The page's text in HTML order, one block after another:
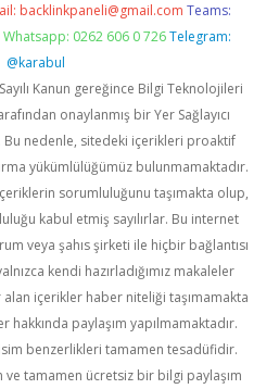
backlinkpaneli@gmail.com Teams:
Whatsapp: 0262 606 0 726 Telegram:
@karabul
Kanun gereğince Bilgi Teknolojileri
onaylanmış bir Yer Sağlayıcı
nedenle, sitedeki içerikleri proaktif
yükümlülüğümüz bulunmamaktadır.
sorumluluğunu taşımakta olup,
kabul etmiş sayılırlar. Bu internet
veya şahıs şirketi ile hiçbir bağlantısı
kendi hazırladığımız makaleler
alan içerikler haber niteliği taşımamakta
hakkında paylaşım yapılmamaktadır.
benzerlikleri tamamen tesadüfidir.
ve tamamen ücretsiz bir bilgi paylaşım